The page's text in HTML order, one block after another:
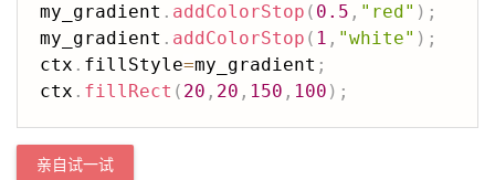
my_gradient . addColorStop ( 0.5 , "red" ) ;
my_gradient . addColorStop ( 1 , "white" ) ;
ctx . fillStyle=my_gradient ;
ctx . fillRect ( 20 , 20 , 150 , 100 ) ;
亲自试一试